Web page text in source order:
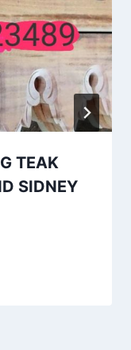
TEAK
SIDNEY